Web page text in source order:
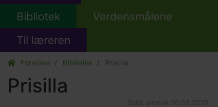
Bibliotek
Verdensmålene
Til læreren
Forsiden Bibliotek Prisilla
Prisilla